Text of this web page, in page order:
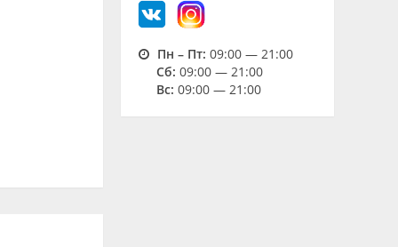
Пн – Пт: 09:00 — 21:00
Cб: 09:00 — 21:00
Вс: 09:00 — 21:00